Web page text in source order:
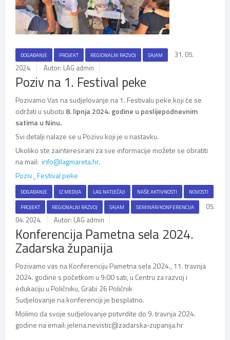
DOGAĐANJE PROJEKT REGIONALNI RAZVOJ SAJAM
31. 05.
2024.
Autor: LAG admin
Poziv na 1. Festival peke
Pozivamo Vas na sudjelovanje na 1. Festivalu peke koji će se
održati u subotu 8. lipnja 2024. godine u poslijepodnevnim
satima u Ninu.
Svi detalji nalaze se u Pozivu koji je u nastavku.
Ukoliko ste zainteresirani za sve informacije možete se obratiti
na mail: info@lagmareta.hr.
Poziv_Festival peke
DOGAĐANJE IZ MEDIJA LAG NATJEČAJI NAŠE AKTIVNOSTI
NOVOSTI
PROJEKT
REGIONALNI RAZVOJ SAJAM SEMINAR/KONFERENCIJA
05.
04. 2024.
Autor: LAG admin
Konferencija Pametna sela 2024.
Zadarska županija
Pozivamo vas na Konferenciju Pametna sela 2024., 11. travnja
2024. godine s početkom u 9:00 sati, u Centru za razvoj i
edukaciju u Poličniku, Grabi 26 Poličnik
Sudjelovanje na konferenciji je besplatno.
Molimo da svoje sudjelovanje potvrdite do 9. travnja 2024.
godine na email: jelena.nevistic@zadarska-zupanija.hr